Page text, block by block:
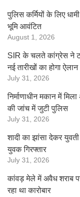
पुलिस कर्मियों के लिए
भूमि आवंटित
August 1, 2026
SIR के चलते कांग्रेस ने
नई तारीखों का होगा ऐलान
July 31, 2026
निर्माणाधीन मकान में
की जांच में जुटी पुलिस
July 31, 2026
शादी का झांसा देकर
युवक गिरफ्तार
July 31, 2026
कांवड़ मेले में अवैध शराब
रहा था कारोबार